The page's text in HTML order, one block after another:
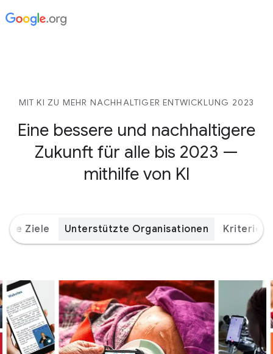
MIT KI ZU MEHR NACHHALTIGER ENTWICKLUNG 2023
Eine bessere und nachhaltigere
Zukunft für alle bis 2023 —
mithilfe von KI
Ziele Unterstützte Organisationen Kriterien